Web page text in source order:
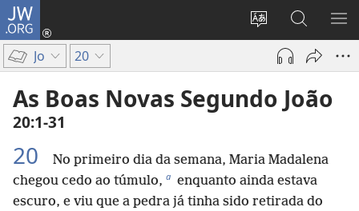
JW.ORG
Alterar
língua
do
site
Entrar
(abre
janela)
Pesquisar
no
Site
JW.ORG
Jo 20
As Boas Novas Segundo João
20:1-31
20
No primeiro dia da semana, Maria Madalena
chegou cedo ao túmulo, a enquanto ainda estava
escuro, e viu que a pedra já tinha sido retirada do